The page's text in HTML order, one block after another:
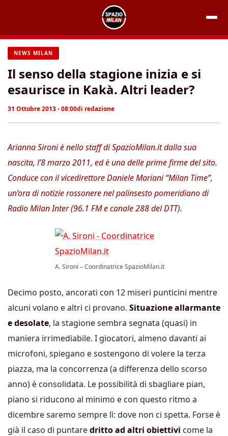
contenuto
NEWS MILAN
Il senso della stagione inizia e si
esaurisce in Kakà. Altri leader?
31 Ottobre 2013 - 08:00di redazione
Arianna Sironi è nello staff di SpazioMilan.it dalla sua
nascita, l’8 marzo 2011, ed è una delle prime firme del sito.
Conduce con il vicedirettore Daniele Mariani “Milan Time”,
un’ora di notizie rossonere nel palinsesto pomeridiano di
Radio Milan Inter (96.1 FM e canale 288 del DTT).
A. Sironi – Coordinatrice SpazioMilan.it
Decimo posto, ancorati con 12 miseri punticini mentre
alcuni volano e altri ci provano. Situazione allarmante
e desolate, la stagione sembra segnata (quasi) in
maniera irrimediabile. I giocatori, almeno davanti ai
microfoni, spiegano e sostengono di volere la terza
piazza, ma la concorrenza (a differenza dello scorso
anno) è consolidata. Le possibilità di sbagliare pian,
piano si riducono al minimo e con questo ritmo a
dicembre saremo sempre lì: dove non ci spetta. Forse è
già il caso di puntaredritto ad altri obiettivi come la